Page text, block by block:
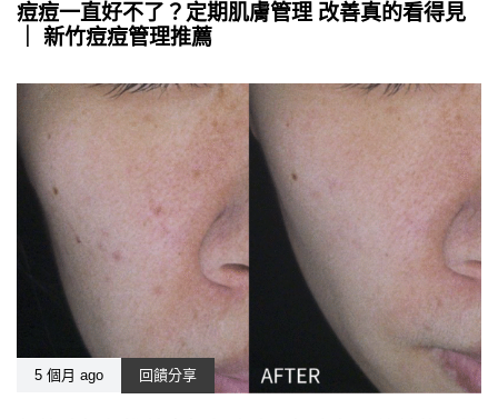
痘痘一直好不了？定期肌膚管理 改善真的看得見
｜ 新竹痘痘管理推薦
5 個月 ago 回饋分享